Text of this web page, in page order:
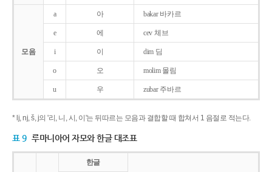
모음
a 아 bakar 바카르
e 에 cev 체브
i 이 dim 딤
o 오 molim 몰림
u 우 zubar 주바르
* lj, nj, š, j의 '리, 니, 시, 이'는 뒤따르는 모음과 결합할 때 합쳐서 1 음절로 적는다.
표 9 루마니아어 자모와 한글 대조표
한글